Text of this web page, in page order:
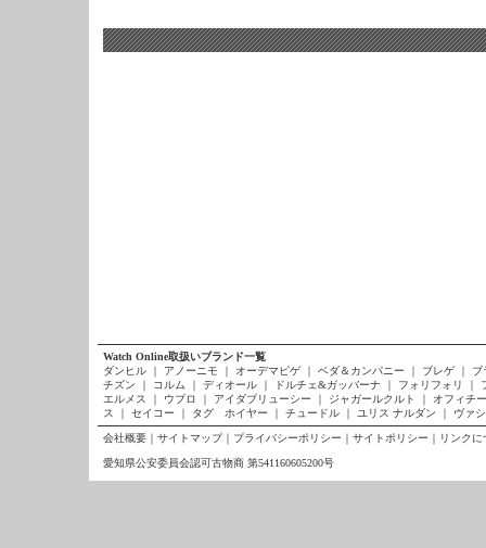
Watch Online取扱いブランド一覧
ダンヒル
｜ アノーニモ ｜ オーデマピゲ ｜ ベダ＆カンパニー ｜ ブレゲ ｜
ブ
チズン
｜ コルム ｜ ディオール ｜ ドルチェ&ガッバーナ ｜ フォリフォリ ｜
エルメス
｜ ウブロ ｜ アイダブリューシー ｜ ジャガールクルト ｜
オフィチ
ス
｜ セイコー ｜ タグ ホイヤー ｜ チュードル ｜ ユリス ナルダン ｜ ヴァ
会社概要 ｜ サイトマップ｜ プライバシーポリシー ｜ サイトポリシー ｜ リンクに
愛知県公安委員会認可古物商 第541160605200号